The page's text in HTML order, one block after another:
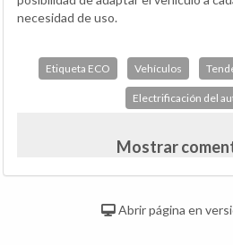
necesidad de uso.
Etiqueta ECO Vehículos
Electrificación del
Mostrar
Abrir página en